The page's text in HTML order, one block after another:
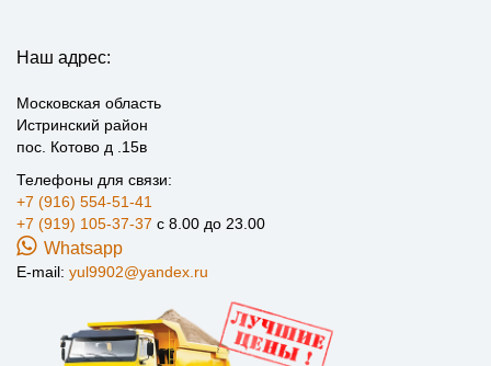
Наш адрес:
Московская область
Истринский район
пос. Котово д .15в
Телефоны для связи:
+7 (916) 554-51-41
+7 (919) 105-37-37 с 8.00 до 23.00
Whatsapp
E-mail: yul9902@yandex.ru